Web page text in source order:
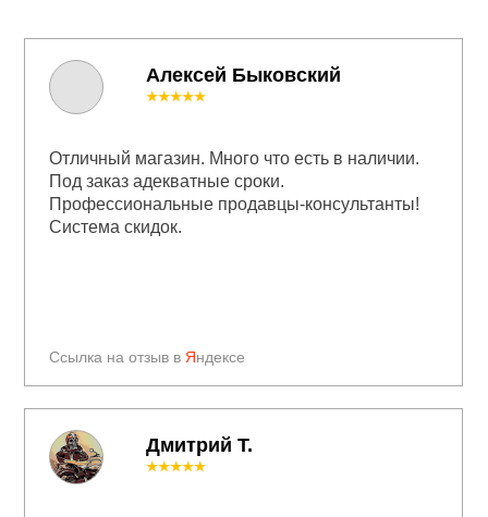
Алексей Быковский
Ссылка на отзыв в Яндексе
★★★★★
Отличный магазин. Много что есть в наличии.
Под заказ адекватные сроки.
Профессиональные продавцы-консультанты!
Система скидок.
★★★★★
Дмитрий Т.